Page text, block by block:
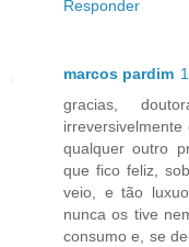
Responder
marcos pardim
gracias,
qualquer outro
que fico feliz,
veio, e tão
nunca os tive
consumo e, se